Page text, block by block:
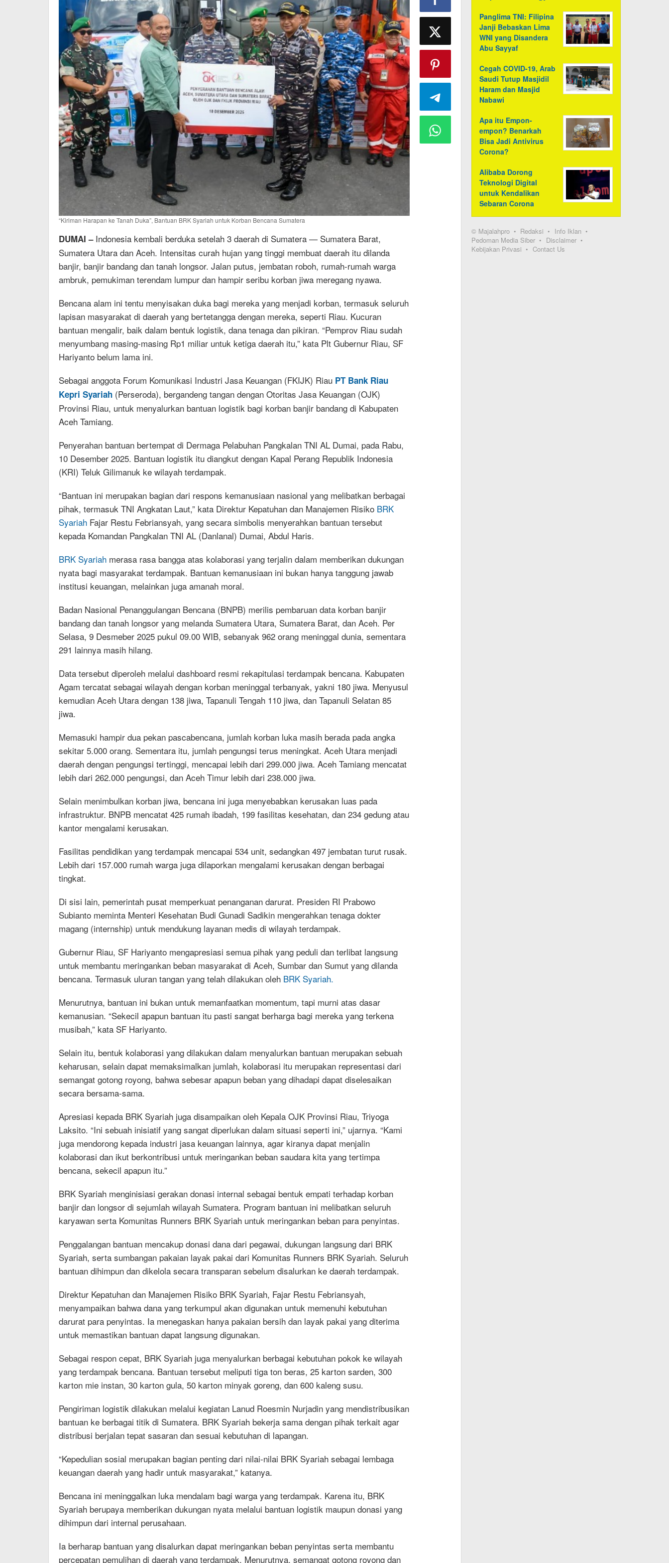
“Kiriman Harapan ke Tanah Duka”, Bantuan BRK Syariah untuk Korban Bencana Sumatera
DUMAI – Indonesia kembali berduka setelah 3 daerah di Sumatera — Sumatera Barat,
Sumatera Utara dan Aceh. Intensitas curah hujan yang tinggi membuat daerah itu dilanda
banjir, banjir bandang dan tanah longsor. Jalan putus, jembatan roboh, rumah-rumah warga
ambruk, pemukiman terendam lumpur dan hampir seribu korban jiwa meregang nyawa.
Bencana alam ini tentu menyisakan duka bagi mereka yang menjadi korban, termasuk seluruh
lapisan masyarakat di daerah yang bertetangga dengan mereka, seperti Riau. Kucuran
bantuan mengalir, baik dalam bentuk logistik, dana tenaga dan pikiran. “Pemprov Riau sudah
menyumbang masing-masing Rp1 miliar untuk ketiga daerah itu,” kata Plt Gubernur Riau, SF
Hariyanto belum lama ini.
Sebagai anggota Forum Komunikasi Industri Jasa Keuangan (FKIJK) Riau PT Bank Riau
Kepri Syariah (Perseroda), bergandeng tangan dengan Otoritas Jasa Keuangan (OJK)
Provinsi Riau, untuk menyalurkan bantuan logistik bagi korban banjir bandang di Kabupaten
Aceh Tamiang.
Penyerahan bantuan bertempat di Dermaga Pelabuhan Pangkalan TNI AL Dumai, pada Rabu,
10 Desember 2025. Bantuan logistik itu diangkut dengan Kapal Perang Republik Indonesia
(KRI) Teluk Gilimanuk ke wilayah terdampak.
“Bantuan ini merupakan bagian dari respons kemanusiaan nasional yang melibatkan berbagai
pihak, termasuk TNI Angkatan Laut,” kata Direktur Kepatuhan dan Manajemen Risiko BRK
Syariah Fajar Restu Febriansyah, yang secara simbolis menyerahkan bantuan tersebut
kepada Komandan Pangkalan TNI AL (Danlanal) Dumai, Abdul Haris.
BRK Syariah merasa rasa bangga atas kolaborasi yang terjalin dalam memberikan dukungan
nyata bagi masyarakat terdampak. Bantuan kemanusiaan ini bukan hanya tanggung jawab
institusi keuangan, melainkan juga amanah moral.
Badan Nasional Penanggulangan Bencana (BNPB) merilis pembaruan data korban banjir
bandang dan tanah longsor yang melanda Sumatera Utara, Sumatera Barat, dan Aceh. Per
Selasa, 9 Desmeber 2025 pukul 09.00 WIB, sebanyak 962 orang meninggal dunia, sementara
291 lainnya masih hilang.
Data tersebut diperoleh melalui dashboard resmi rekapitulasi terdampak bencana. Kabupaten
Agam tercatat sebagai wilayah dengan korban meninggal terbanyak, yakni 180 jiwa. Menyusul
kemudian Aceh Utara dengan 138 jiwa, Tapanuli Tengah 110 jiwa, dan Tapanuli Selatan 85
jiwa.
Memasuki hampir dua pekan pascabencana, jumlah korban luka masih berada pada angka
sekitar 5.000 orang. Sementara itu, jumlah pengungsi terus meningkat. Aceh Utara menjadi
daerah dengan pengungsi tertinggi, mencapai lebih dari 299.000 jiwa. Aceh Tamiang mencatat
lebih dari 262.000 pengungsi, dan Aceh Timur lebih dari 238.000 jiwa.
Selain menimbulkan korban jiwa, bencana ini juga menyebabkan kerusakan luas pada
infrastruktur. BNPB mencatat 425 rumah ibadah, 199 fasilitas kesehatan, dan 234 gedung atau
kantor mengalami kerusakan.
Fasilitas pendidikan yang terdampak mencapai 534 unit, sedangkan 497 jembatan turut rusak.
Lebih dari 157.000 rumah warga juga dilaporkan mengalami kerusakan dengan berbagai
tingkat.
Di sisi lain, pemerintah pusat memperkuat penanganan darurat. Presiden RI Prabowo
Subianto meminta Menteri Kesehatan Budi Gunadi Sadikin mengerahkan tenaga dokter
magang (internship) untuk mendukung layanan medis di wilayah terdampak.
Gubernur Riau, SF Hariyanto mengapresiasi semua pihak yang peduli dan terlibat langsung
untuk membantu meringankan beban masyarakat di Aceh, Sumbar dan Sumut yang dilanda
bencana. Termasuk uluran tangan yang telah dilakukan oleh BRK Syariah.
Menurutnya, bantuan ini bukan untuk memanfaatkan momentum, tapi murni atas dasar
kemanusian. “Sekecil apapun bantuan itu pasti sangat berharga bagi mereka yang terkena
musibah,” kata SF Hariyanto.
Selain itu, bentuk kolaborasi yang dilakukan dalam menyalurkan bantuan merupakan sebuah
keharusan, selain dapat memaksimalkan jumlah, kolaborasi itu merupakan representasi dari
semangat gotong royong, bahwa sebesar apapun beban yang dihadapi dapat diselesaikan
secara bersama-sama.
Apresiasi kepada BRK Syariah juga disampaikan oleh Kepala OJK Provinsi Riau, Triyoga
Laksito. “Ini sebuah inisiatif yang sangat diperlukan dalam situasi seperti ini,” ujarnya. “Kami
juga mendorong kepada industri jasa keuangan lainnya, agar kiranya dapat menjalin
kolaborasi dan ikut berkontribusi untuk meringankan beban saudara kita yang tertimpa
bencana, sekecil apapun itu.”
BRK Syariah menginisiasi gerakan donasi internal sebagai bentuk empati terhadap korban
banjir dan longsor di sejumlah wilayah Sumatera. Program bantuan ini melibatkan seluruh
karyawan serta Komunitas Runners BRK Syariah untuk meringankan beban para penyintas.
Penggalangan bantuan mencakup donasi dana dari pegawai, dukungan langsung dari BRK
Syariah, serta sumbangan pakaian layak pakai dari Komunitas Runners BRK Syariah. Seluruh
bantuan dihimpun dan dikelola secara transparan sebelum disalurkan ke daerah terdampak.
Direktur Kepatuhan dan Manajemen Risiko BRK Syariah, Fajar Restu Febriansyah,
menyampaikan bahwa dana yang terkumpul akan digunakan untuk memenuhi kebutuhan
darurat para penyintas. Ia menegaskan hanya pakaian bersih dan layak pakai yang diterima
untuk memastikan bantuan dapat langsung digunakan.
Sebagai respon cepat, BRK Syariah juga menyalurkan berbagai kebutuhan pokok ke wilayah
yang terdampak bencana. Bantuan tersebut meliputi tiga ton beras, 25 karton sarden, 300
karton mie instan, 30 karton gula, 50 karton minyak goreng, dan 600 kaleng susu.
Pengiriman logistik dilakukan melalui kegiatan Lanud Roesmin Nurjadin yang mendistribusikan
bantuan ke berbagai titik di Sumatera. BRK Syariah bekerja sama dengan pihak terkait agar
distribusi berjalan tepat sasaran dan sesuai kebutuhan di lapangan.
“Kepedulian sosial merupakan bagian penting dari nilai-nilai BRK Syariah sebagai lembaga
keuangan daerah yang hadir untuk masyarakat,” katanya.
Bencana ini meninggalkan luka mendalam bagi warga yang terdampak. Karena itu, BRK
Syariah berupaya memberikan dukungan nyata melalui bantuan logistik maupun donasi yang
dihimpun dari internal perusahaan.
Ia berharap bantuan yang disalurkan dapat meringankan beban penyintas serta membantu
percepatan pemulihan di daerah yang terdampak. Menurutnya, semangat gotong royong dan
Panglima TNI: Filipina
Janji Bebaskan Lima
WNI yang Disandera
Abu Sayyaf
Cegah COVID-19, Arab
Saudi Tutup Masjidil
Haram dan Masjid
Nabawi
Apa itu Empon-
empon? Benarkah
Bisa Jadi Antivirus
Corona?
Alibaba Dorong
Teknologi Digital
untuk Kendalikan
Sebaran Corona
© Majalahpro Redaksi
Info Iklan
Pedoman Media Siber
Disclaimer
Kebijakan Privasi
Contact Us